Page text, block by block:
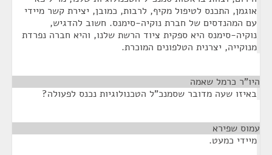
אוגמן, התכנס לטיפול מקיף, לרבות, כמובן, יצירת קשר מיידי
עם המהנדסים של חברת נוקיה-סימנס. חשוב להדגיש,
נוקיה-סימנס היא ספקית ציוד הרשת שלנו, והיא חברה נפרדת
מנוקייה, יצרנית הטלפונים המוכרת.
היו"ר כרמל שאמה
באיזו שעה מדובר שסמנכ"ל הטכנולוגיות נכנס לפעולה?
עמוס שפירא
מיידי כמעט.